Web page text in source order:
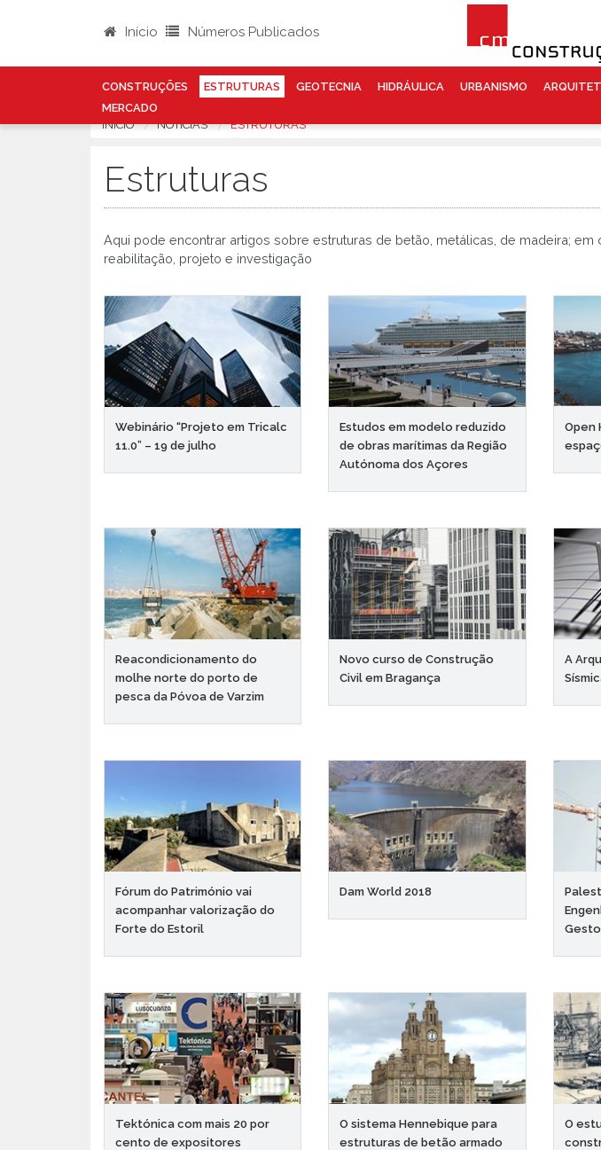
Início Números Publicados
CONSTRUÇÕES ESTRUTURAS GEOTECNIA HIDRÁULICA URBANISMO
MERCADO
INÍCIO NOTÍCIAS ESTRUTURAS
Estruturas
Aqui pode encontrar artigos sobre estruturas de betão, metálicas, de madeira; em
reabilitação, projeto e investigação
Webinário “Projeto em Tricalc
11.0” – 19 de julho
Estudos em modelo reduzido
de obras marítimas da Região
Autónoma dos Açores
Open
Reacondicionamento do
molhe norte do porto de
pesca da Póvoa de Varzim
Novo curso de Construção
Civil em Bragança
A
Fórum do Património vai
acompanhar valorização do
Forte do Estoril
Dam World 2018
Tektónica com mais 20 por
cento de expositores
O sistema Hennebique para
estruturas de betão armado
O